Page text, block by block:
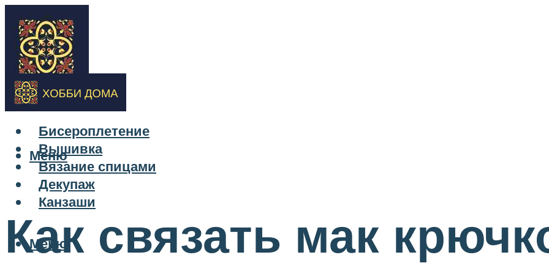
Бисероплетение
Вышивка
Вязание спицами
Декупаж
Канзаши
Меню
Меню
Как связать мак